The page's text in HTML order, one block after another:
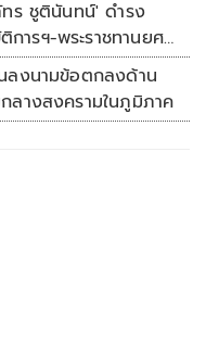
ทร ชูตินันทน์' ดำรง
ารฯ-พระราชทานยศ
ลงนามข้อตกลงด้าน
ลางสงครามในภูมิภาค